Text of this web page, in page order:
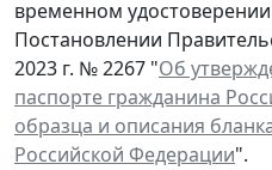
временном
Постановлении
2023 г. № 2267 "Об
паспорте гражданина
образца и описания
Российской Федерации".